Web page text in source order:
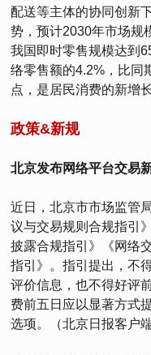
配送等主体的协同创新
势，预计2030年市场规
我国即时零售规模达到
络零售额的4.2%，比同
点，是居民消费的新增
政策&新规
北京发布网络平台交易
近日，北京市市场监管
议与交易规则合规指引
披露合规指引》《网络
指引》。指引提出，不
评价信息，也不得好评
费前五日应以显著方式
选项。（北京日报客户端